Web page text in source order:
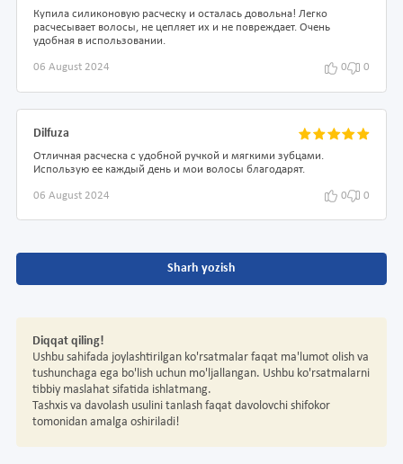
Купила силиконовую расческу и осталась довольна! Легко
расчесывает волосы, не цепляет их и не повреждает. Очень
удобная в использовании.
06 August 2024 0 0
Dilfuza
Отличная расческа с удобной ручкой и мягкими зубцами.
Использую ее каждый день и мои волосы благодарят.
06 August 2024 0 0
Sharh yozish
Diqqat qiling!
Ushbu sahifada joylashtirilgan ko'rsatmalar faqat ma'lumot olish va
tushunchaga ega bo'lish uchun mo'ljallangan. Ushbu ko'rsatmalarni
tibbiy maslahat sifatida ishlatmang.
Tashxis va davolash usulini tanlash faqat davolovchi shifokor
tomonidan amalga oshiriladi!